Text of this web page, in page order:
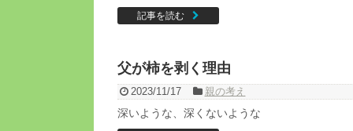
記事を読む
父が柿を剥く理由
2023/11/17 親の考え
深いような、深くないような